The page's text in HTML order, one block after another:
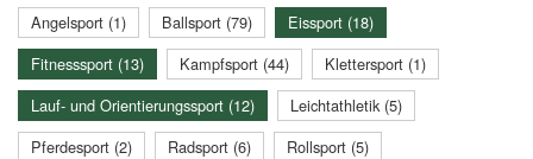
Angelsport (1) Ballsport (79)
Eissport (18)
Fitnesssport (13)
Kampfsport (44)
Klettersport (1)
Lauf- und Orientierungssport (12)
Leichtathletik (5)
Pferdesport (2)
Radsport (6)
Rollsport (5)